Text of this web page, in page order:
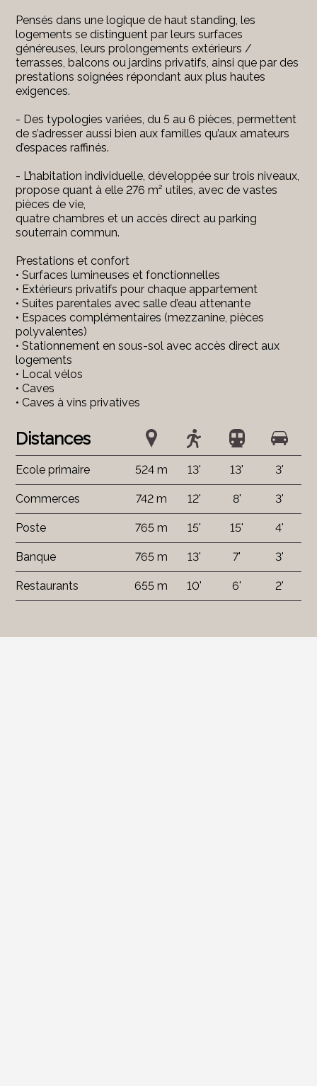
Pensés dans une logique de haut standing, les
logements se distinguent par leurs surfaces
généreuses, leurs prolongements extérieurs /
terrasses, balcons ou jardins privatifs, ainsi que par des
prestations soignées répondant aux plus hautes
exigences.
- Des typologies variées, du 5 au 6 pièces, permettent
de s’adresser aussi bien aux familles qu’aux amateurs
d’espaces raffinés.
- L’habitation individuelle, développée sur trois niveaux,
propose quant à elle 276 m² utiles, avec de vastes
pièces de vie,
quatre chambres et un accès direct au parking
souterrain commun.
Prestations et confort
• Surfaces lumineuses et fonctionnelles
• Extérieurs privatifs pour chaque appartement
• Suites parentales avec salle d’eau attenante
• Espaces complémentaires (mezzanine, pièces
polyvalentes)
• Stationnement en sous-sol avec accès direct aux
logements
• Local vélos
• Caves
• Caves à vins privatives
Distances
Ecole primaire 524 m 13' 13' 3'
Commerces 742 m 12' 8' 3'
Poste 765 m 15' 15' 4'
Banque 765 m 13' 7' 3'
Restaurants 655 m 10' 6' 2'